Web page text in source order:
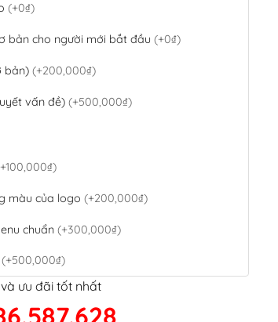
(+0₫)
bản cho người mới bắt đầu (+0₫)
bản) (+200,000₫)
vấn đề) (+500,000₫)
màu của logo (+200,000₫)
chuẩn (+300,000₫)
(+500,000₫)
(+100,000₫)
ưu đãi tốt nhất